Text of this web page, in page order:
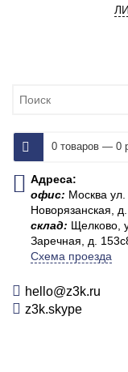
0 товаров — 0
Адреса:
офис: Москва ул.
Новорязанская,
склад: Щелково,
Заречная, д.
Схема проезда
hello@z3k.ru
z3k.skype